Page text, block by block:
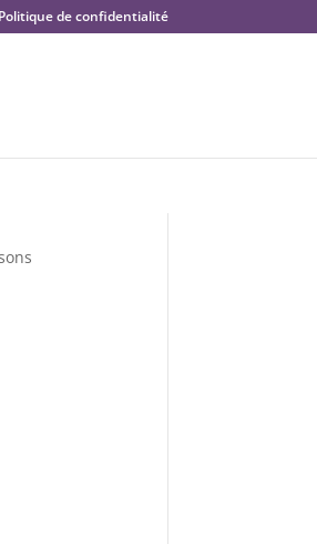
Politique de confidentialité